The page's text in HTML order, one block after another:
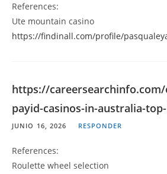
References:
Ute mountain casino
https://findinall.com/profile/
https://
payid-casinos-in-australia-
JUNIO 16, 2026 RESPONDER
References:
Roulette wheel selection